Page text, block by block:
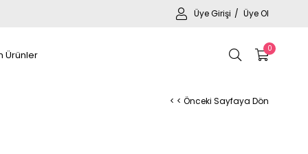
Üye Girişi Üye Ol
0
Ürünler
< < Önceki Sayfaya Dön